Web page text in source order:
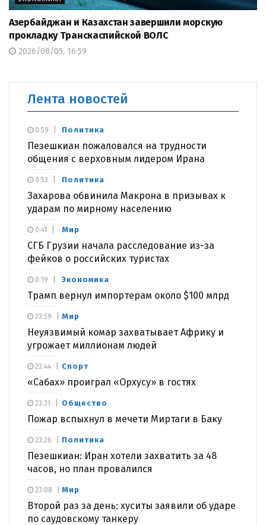
Азербайджан и Казахстан завершили морскую
прокладку Транскаспийской ВОЛС
2026/08/05, 16:59
Лента новостей
Политика
Пезешкиан пожаловался на трудности
общения с верховным лидером Ирана
0:59
Политика
Захарова обвинила Макрона в призывах к
ударам по мирному населению
0:53
Мир
СГБ Грузии начала расследование из-за
фейков о российских туристах
0:41
Экономика
Трамп вернул импортерам около $100 млрд
0:19
Мир
Неуязвимый комар захватывает Африку и
угрожает миллионам людей
23:59
Спорт
«Сабах» проиграл «Орхусу» в гостях
23:44
Общество
Пожар вспыхнул в мечети Миртаги в Баку
23:31
Политика
Пезешкиан: Иран хотели захватить за 48
часов, но план провалился
23:26
Мир
Второй раз за день: хуситы заявили об ударе
по саудовскому танкеру
23:08